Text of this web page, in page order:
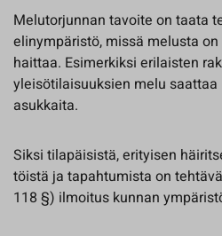
Melutorjunnan tavoite on taata
elinympäristö, missä melusta
haittaa. Esimerkiksi erilaisten
yleisötilaisuuksien melu
asukkaita.
Siksi tilapäisistä, erityisen
töistä ja tapahtumista on
118 §) ilmoitus kunnan